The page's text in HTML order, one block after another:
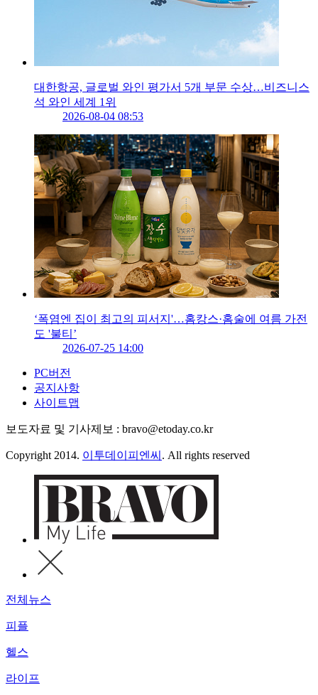
대한항공, 글로벌 와인 평가서 5개 부문 수상…비즈니스
석 와인 세계 1위
2026-08-04 08:53
‘폭염엔 집이 최고의 피서지'…홈캉스·홈술에 여름 가전
도 '불티’
2026-07-25 14:00
PC버전
공지사항
사이트맵
보도자료 및 기사제보 : bravo@etoday.co.kr
Copyright 2014. 이투데이피엔씨 . All rights reserved
전체뉴스
피플
헬스
라이프